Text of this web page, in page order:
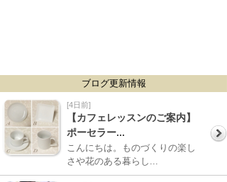
ブログ更新情報
[4日前]
【カフェレッスンのご案内】
ポーセラー...
こんにちは。ものづくりの楽し
さや花のある暮らし...